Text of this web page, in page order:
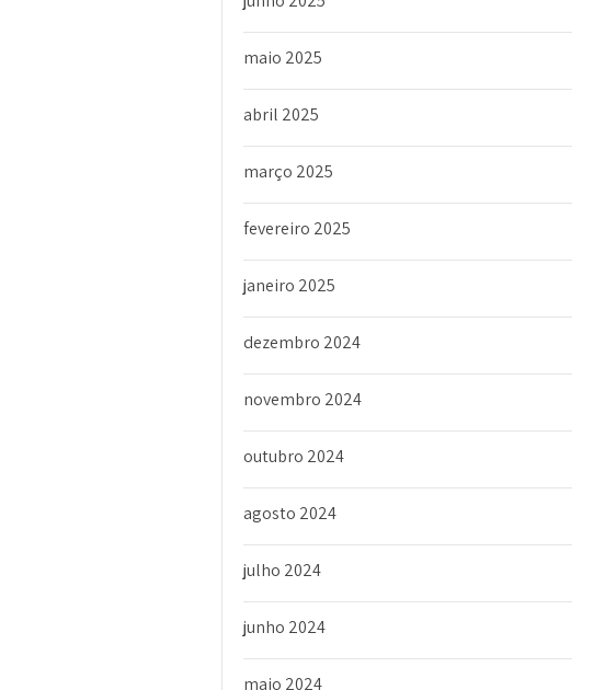
maio 2025
abril 2025
março 2025
fevereiro 2025
janeiro 2025
dezembro 2024
novembro 2024
outubro 2024
agosto 2024
julho 2024
junho 2024
maio 2024